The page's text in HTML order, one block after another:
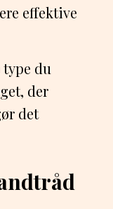
effektive
du
der
det